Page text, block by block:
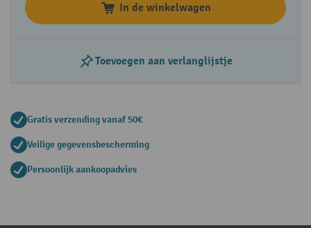
In de winkelwagen
Toevoegen aan verlanglijstje
Gratis verzending vanaf 50€
Veilige gegevensbescherming
Persoonlijk aankoopadvies